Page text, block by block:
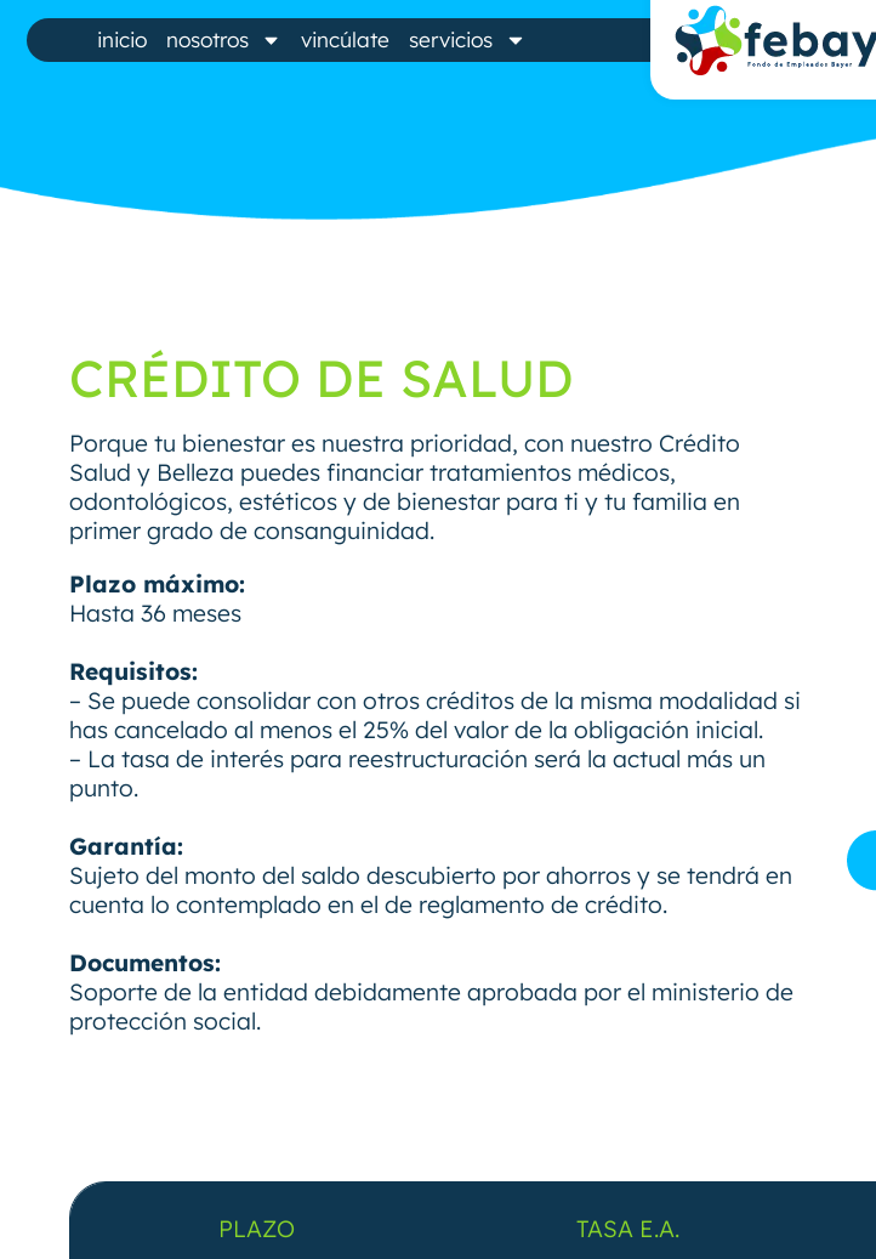
inicio nosotros vincúlate servicios
CRÉDITO DE SALUD
Porque tu bienestar es nuestra prioridad, con nuestro Crédito
Salud y Belleza puedes financiar tratamientos médicos,
odontológicos, estéticos y de bienestar para ti y tu familia en
primer grado de consanguinidad.
Plazo máximo:
Hasta 36 meses
Requisitos:
– Se puede consolidar con otros créditos de la misma modalidad si
has cancelado al menos el 25% del valor de la obligación inicial.
– La tasa de interés para reestructuración será la actual más un
punto.
Garantía:
Sujeto del monto del saldo descubierto por ahorros y se tendrá en
cuenta lo contemplado en el de reglamento de crédito.
Documentos:
Soporte de la entidad debidamente aprobada por el ministerio de
protección social.
PLAZO TASA E.A.